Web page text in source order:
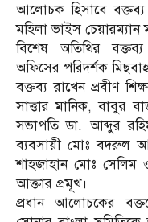
আলোচক হিসাবে
মহিলা ভাইস চেয়ারম্যান
বিশেষ অতিথির
অফিসের পরিদর্শক মিছবাহ
বক্তব্য রাখেন প্রবীণ
সাত্তার মানিক, বাবুর
সভাপতি ডা. আব্দুর
ব্যবসায়ী মোঃ বদরুল
শাহজাহান মোঃ সেলিম
আক্তার প্রমূখ।
প্রধান আলোচকের